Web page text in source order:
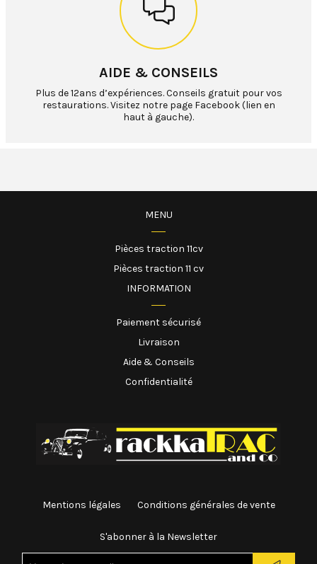
AIDE & CONSEILS
Plus de 12ans d’expériences. Conseils gratuit pour vos
restaurations. Visitez notre page Facebook (lien en
haut à gauche).
MENU
Pièces traction 11cv
Pièces traction 11 cv
INFORMATION
Paiement sécurisé
Livraison
Aide & Conseils
Confidentialité
Mentions légales Conditions générales de vente
S'abonner à la Newsletter